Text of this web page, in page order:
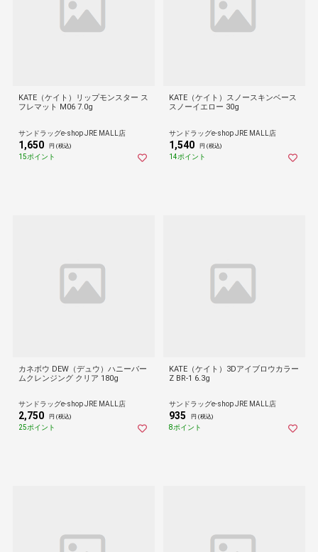
KATE（ケイト）リップモンスター ス
フレマット M06 7.0g
サンドラッグe-shop JRE MALL店
1,650 円 (税込)
15ポイント
KATE（ケイト）スノースキンベース
スノーイエロー 30g
サンドラッグe-shop JRE MALL店
1,540 円 (税込)
14ポイント
カネボウ DEW（デュウ）ハニーバー
ムクレンジング クリア 180g
サンドラッグe-shop JRE MALL店
2,750 円 (税込)
25ポイント
KATE（ケイト）3Dアイブロウカラー
Z BR-1 6.3g
サンドラッグe-shop JRE MALL店
935 円 (税込)
8ポイント